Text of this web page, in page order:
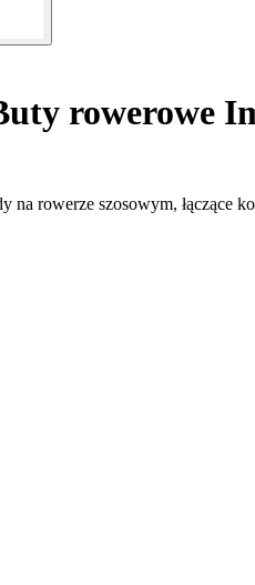
rowerowe
rowerze szosowym, łączące